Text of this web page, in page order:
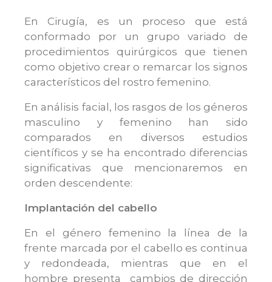
En Cirugía, es un proceso que está
conformado por un grupo variado de
procedimientos quirúrgicos que tienen
como objetivo crear o remarcar los signos
característicos del rostro femenino.
En análisis facial, los rasgos de los géneros
masculino y femenino han sido
comparados en diversos estudios
científicos y se ha encontrado diferencias
significativas que mencionaremos en
orden descendente:
Implantación del cabello
En el género femenino la línea de la
frente marcada por el cabello es continua
y redondeada, mientras que en el
hombre presenta cambios de dirección